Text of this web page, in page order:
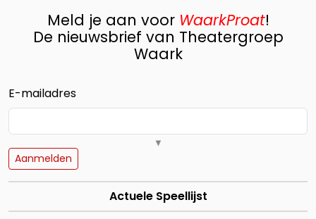
Meld je aan voor WaarkProat!
De nieuwsbrief van Theatergroep
Waark
E-mailadres
▼
Alleen een e-mailadres is verplicht voor aan- of afmelding.
Voornaam
Aanmelden
Actuele Speellijst